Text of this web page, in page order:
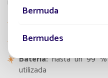
Luminaria LED:
Batería:hasta un 99 %
utilizada
Bermuda
Bermudes
Bhutan